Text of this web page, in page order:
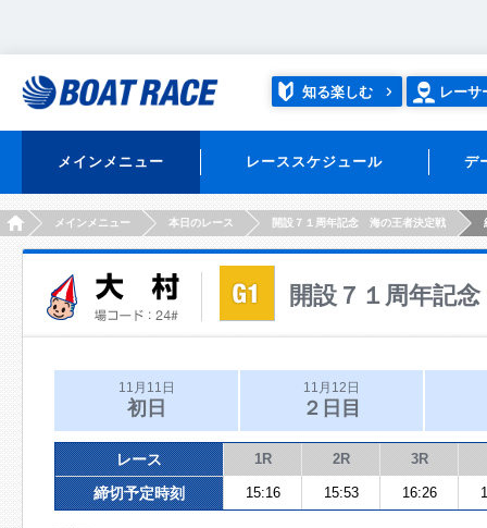
知る楽しむ レーサ
メインメニュー レーススケジュール デ
HOMEメインメニュー 本日のレース 開設７１周年記念 海の王者決定戦
開設７１周年記
11月11日
初日
11月12日
２日目
レース 1R 2R 3R
締切予定時刻 15:16 15:53 16:26